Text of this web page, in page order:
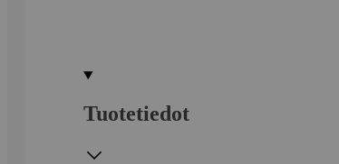
Tuotetiedot